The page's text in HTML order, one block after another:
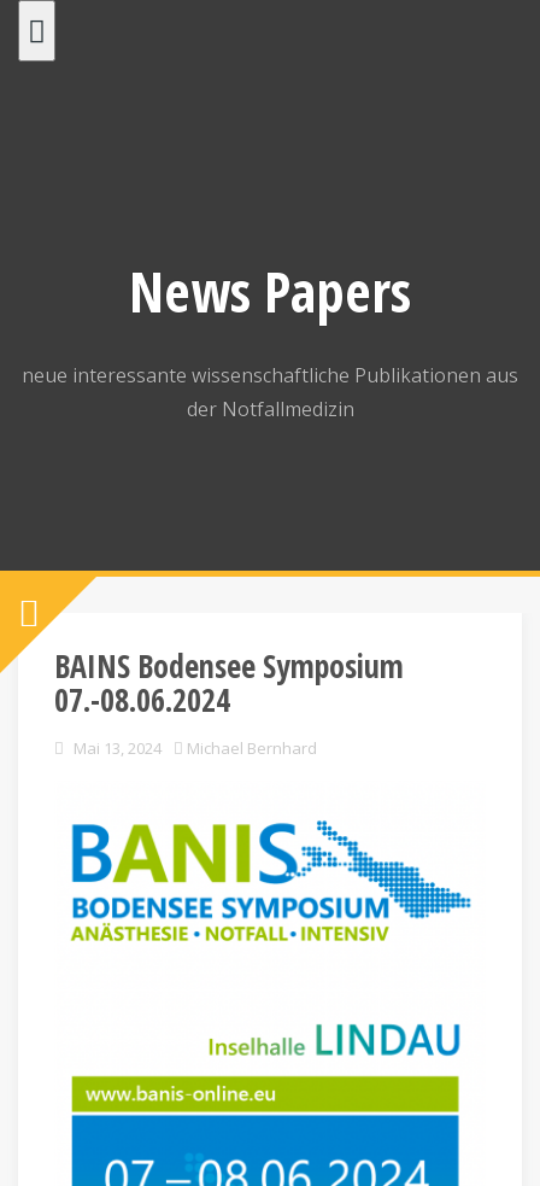
News Papers
neue interessante wissenschaftliche Publikationen aus
der Notfallmedizin
BAINS Bodensee Symposium
07.-08.06.2024
Mai 13, 2024 Michael Bernhard